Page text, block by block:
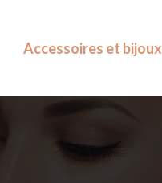
Accessoires et bijoux